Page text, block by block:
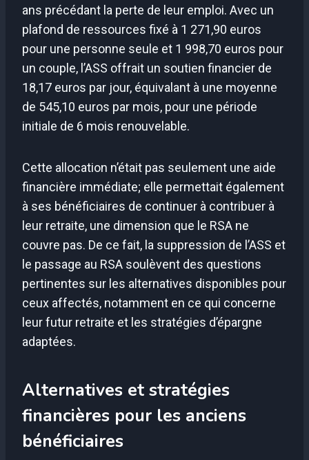
ans précédant la perte de leur emploi. Avec un
plafond de ressources fixé à 1 271,90 euros
pour une personne seule et 1 998,70 euros pour
un couple, l’ASS offrait un soutien financier de
18,17 euros par jour, équivalant à une moyenne
de 545,10 euros par mois, pour une période
initiale de 6 mois renouvelable.
Cette allocation n’était pas seulement une aide
financière immédiate; elle permettait également
à ses bénéficiaires de continuer à contribuer à
leur retraite, une dimension que le RSA ne
couvre pas. De ce fait, la suppression de l’ASS et
le passage au RSA soulèvent des questions
pertinentes sur les alternatives disponibles pour
ceux affectés, notamment en ce qui concerne
leur futur retraite et les stratégies d’épargne
adaptées.
Alternatives et stratégies
financières pour les anciens
bénéficiaires